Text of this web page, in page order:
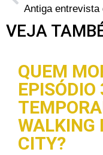
VEJA
QUEM
EPISÓDIO
WALKING
CITY?